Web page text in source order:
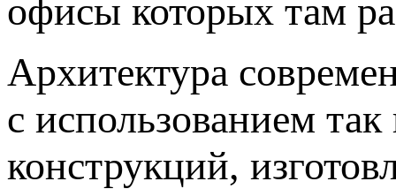
офисы которых там
Архитектура
с использованием
конструкций,